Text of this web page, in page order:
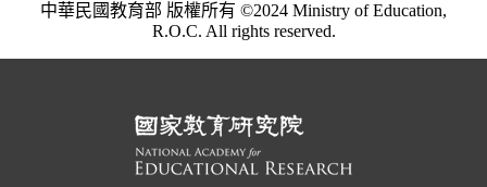
中華民國教育部 版權所有 ©2024 Ministry of Education,
R.O.C. All rights reserved.